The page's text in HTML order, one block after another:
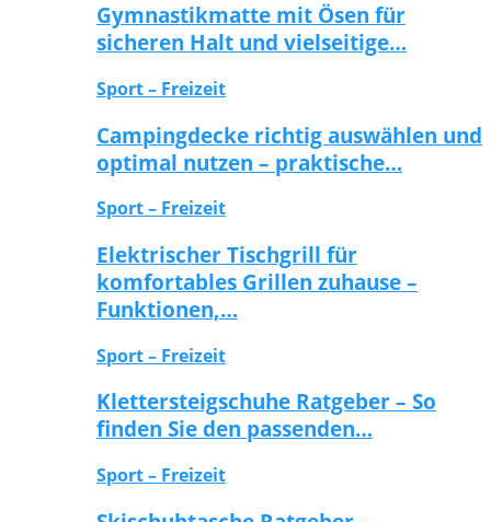
Gymnastikmatte mit Ösen für
sicheren Halt und vielseitige…
Sport – Freizeit
Campingdecke richtig auswählen und
optimal nutzen – praktische…
Sport – Freizeit
Elektrischer Tischgrill für
komfortables Grillen zuhause –
Funktionen,…
Sport – Freizeit
Klettersteigschuhe Ratgeber – So
finden Sie den passenden…
Sport – Freizeit